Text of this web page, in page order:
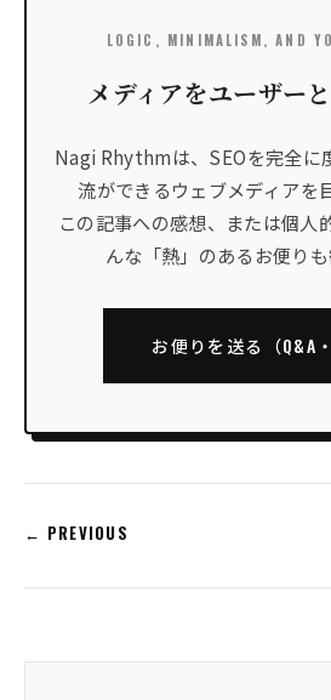
LOGIC, MINIMALISM, AND
メディアをユーザー
Nagi Rhythmは、SEOを完全に
流ができるウェブメディアを
この記事への感想、または個人
んな「熱」のあるお便りも
お便りを送る（Q&A
← PREVIOUS